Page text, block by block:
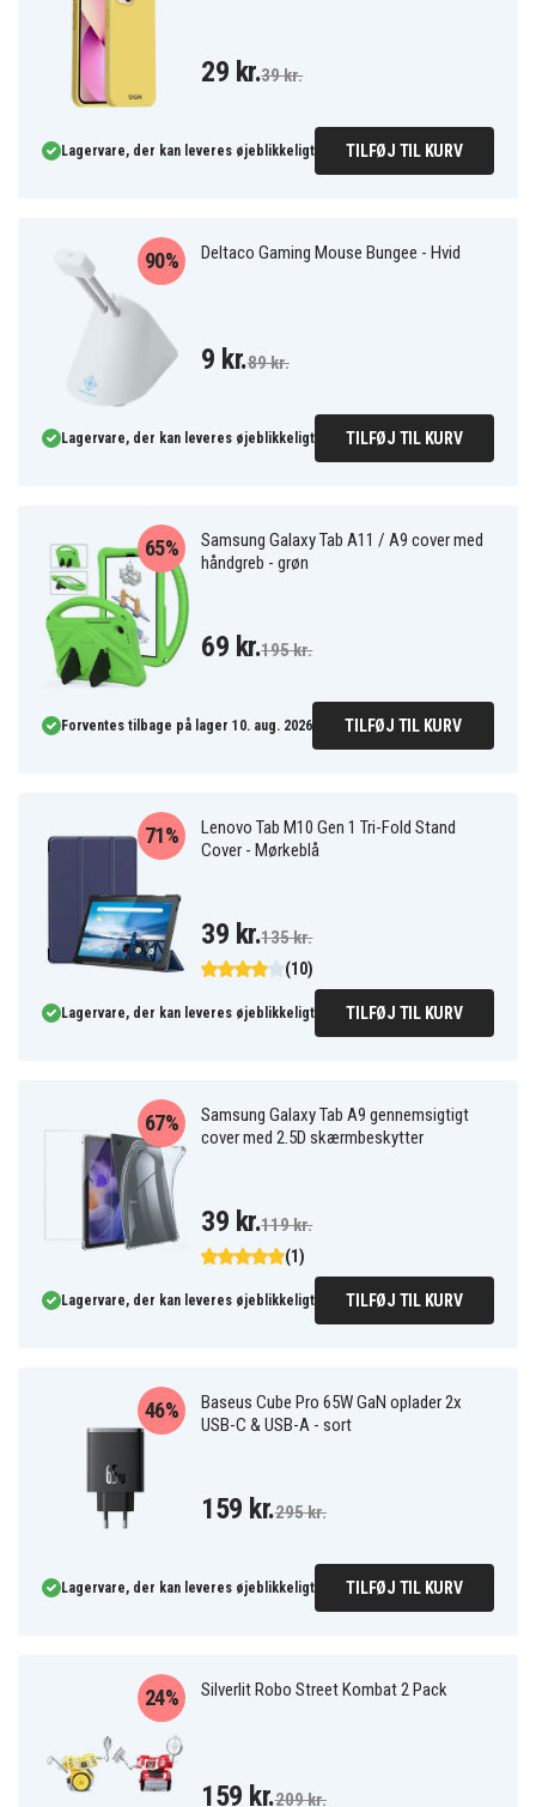
29 kr.39 kr.
Lagervare, der kan leveres øjeblikkeligt TILFØJ TIL KURV
Deltaco Gaming Mouse Bungee - Hvid
90%
9 kr.89 kr.
Lagervare, der kan leveres øjeblikkeligt TILFØJ TIL KURV
Samsung Galaxy Tab A11 / A9 cover med
håndgreb - grøn
65%
69 kr.195 kr.
Forventes tilbage på lager 10. aug. 2026 TILFØJ TIL KURV
Lenovo Tab M10 Gen 1 Tri-Fold Stand
Cover - Mørkeblå
(10)
71%
39 kr.135 kr.
Lagervare, der kan leveres øjeblikkeligt TILFØJ TIL KURV
Samsung Galaxy Tab A9 gennemsigtigt
cover med 2.5D skærmbeskytter
(1)
67%
39 kr.119 kr.
Lagervare, der kan leveres øjeblikkeligt TILFØJ TIL KURV
Baseus Cube Pro 65W GaN oplader 2x
USB-C & USB-A - sort
46%
159 kr.295 kr.
Lagervare, der kan leveres øjeblikkeligt TILFØJ TIL KURV
Silverlit Robo Street Kombat 2 Pack
24%
159 kr.209 kr.